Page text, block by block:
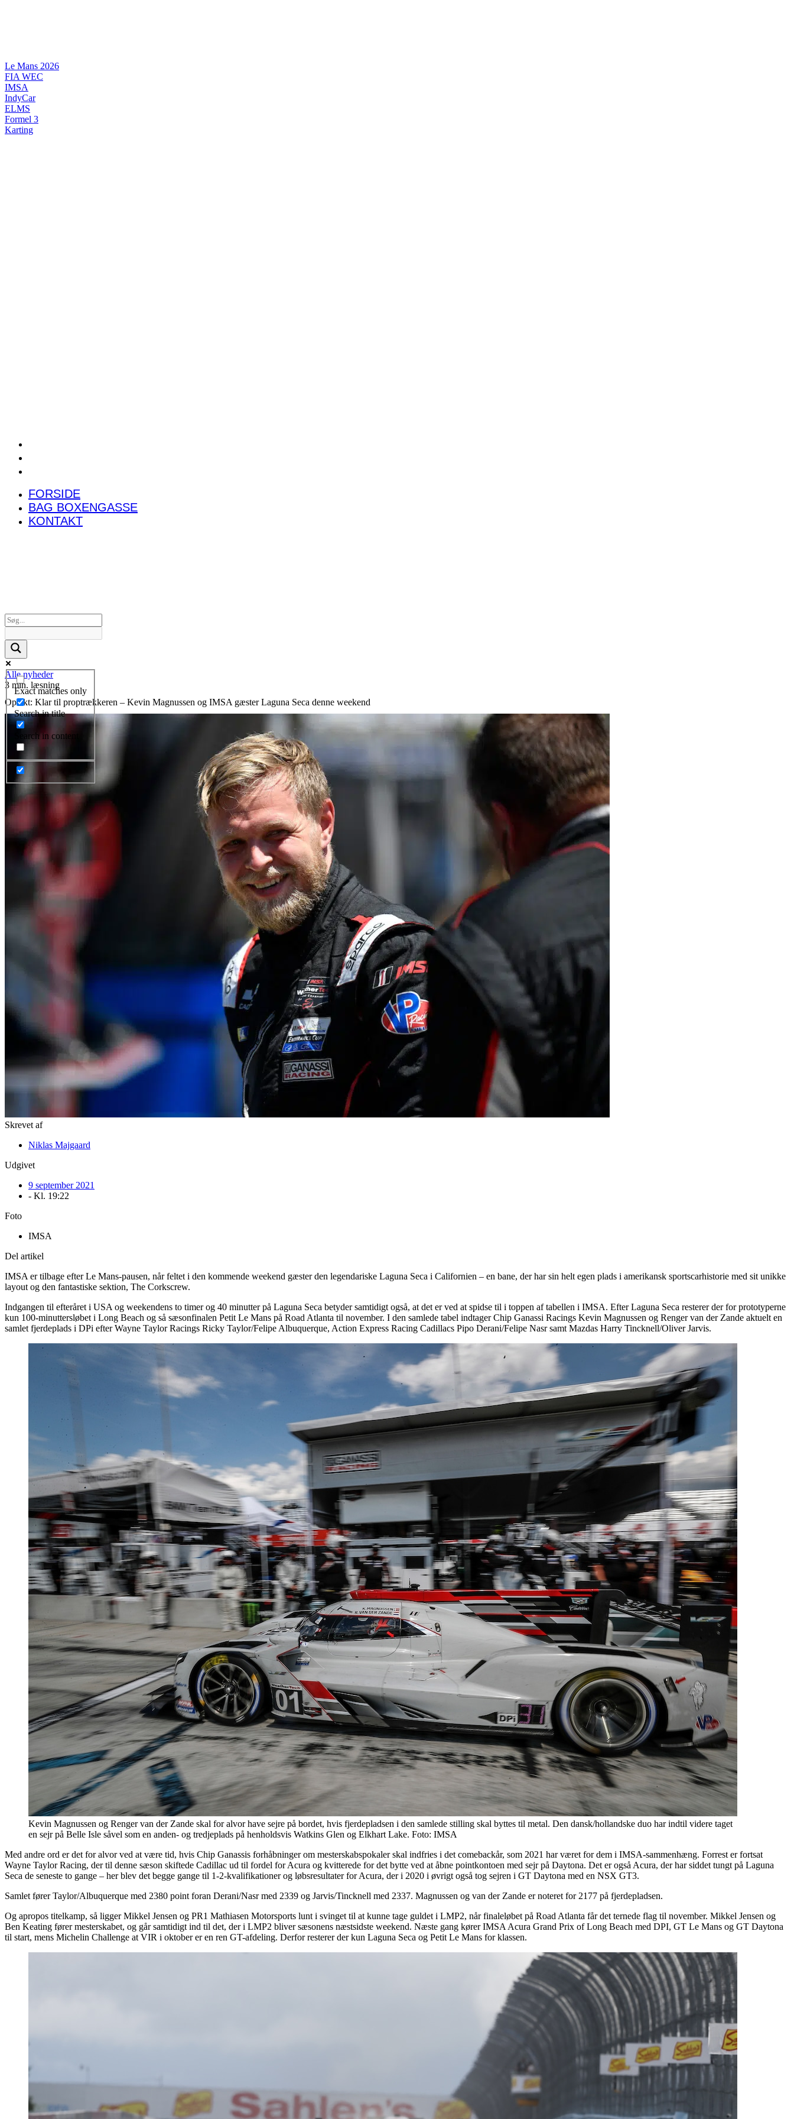
Le Mans 2026
FIA WEC
IMSA
IndyCar
ELMS
Formel 3
Karting
FORSIDE
BAG BOXENGASSE
KONTAKT
Exact matches only
Search in title
Search in content
Alle nyheder
3 min. læsning
Optakt: Klar til proptrækkeren – Kevin Magnussen og IMSA gæster Laguna Seca denne weekend
Skrevet af
Niklas Majgaard
Udgivet
9 september 2021
- Kl. 19:22
Foto
IMSA
Del artikel
IMSA er tilbage efter Le Mans-pausen, når feltet i den kommende weekend gæster den legendariske Laguna Seca i Californien – en bane, der har sin helt egen plads i amerikansk sportscarhistorie med sit unikke
layout og den fantastiske sektion, The Corkscrew.
Indgangen til efteråret i USA og weekendens to timer og 40 minutter på Laguna Seca betyder samtidigt også, at det er ved at spidse til i toppen af tabellen i IMSA. Efter Laguna Seca resterer der for prototyperne
kun 100-minuttersløbet i Long Beach og så sæsonfinalen Petit Le Mans på Road Atlanta til november. I den samlede tabel indtager Chip Ganassi Racings Kevin Magnussen og Renger van der Zande aktuelt en
samlet fjerdeplads i DPi efter Wayne Taylor Racings Ricky Taylor/Felipe Albuquerque, Action Express Racing Cadillacs Pipo Derani/Felipe Nasr samt Mazdas Harry Tincknell/Oliver Jarvis.
Kevin Magnussen og Renger van der Zande skal for alvor have sejre på bordet, hvis fjerdepladsen i den samlede stilling skal byttes til metal. Den dansk/hollandske duo har indtil videre taget
en sejr på Belle Isle såvel som en anden- og tredjeplads på henholdsvis Watkins Glen og Elkhart Lake. Foto: IMSA
Med andre ord er det for alvor ved at være tid, hvis Chip Ganassis forhåbninger om mesterskabspokaler skal indfries i det comebackår, som 2021 har været for dem i IMSA-sammenhæng. Forrest er fortsat
Wayne Taylor Racing, der til denne sæson skiftede Cadillac ud til fordel for Acura og kvitterede for det bytte ved at åbne pointkontoen med sejr på Daytona. Det er også Acura, der har siddet tungt på Laguna
Seca de seneste to gange – her blev det begge gange til 1-2-kvalifikationer og løbsresultater for Acura, der i 2020 i øvrigt også tog sejren i GT Daytona med en NSX GT3.
Samlet fører Taylor/Albuquerque med 2380 point foran Derani/Nasr med 2339 og Jarvis/Tincknell med 2337. Magnussen og van der Zande er noteret for 2177 på fjerdepladsen.
Og apropos titelkamp, så ligger Mikkel Jensen og PR1 Mathiasen Motorsports lunt i svinget til at kunne tage guldet i LMP2, når finaleløbet på Road Atlanta får det ternede flag til november. Mikkel Jensen og
Ben Keating fører mesterskabet, og går samtidigt ind til det, der i LMP2 bliver sæsonens næstsidste weekend. Næste gang kører IMSA Acura Grand Prix of Long Beach med DPI, GT Le Mans og GT Daytona
til start, mens Michelin Challenge at VIR i oktober er en ren GT-afdeling. Derfor resterer der kun Laguna Seca og Petit Le Mans for klassen.